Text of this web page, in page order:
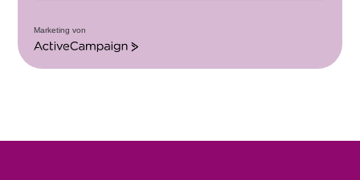
Marketing von
A